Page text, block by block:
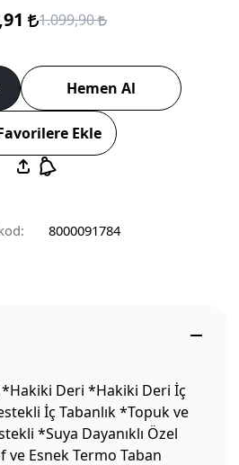
1.099,90
Hemen Al
Ekle
8000091784
*Hakiki Deri *Hakiki Deri İç
İç Tabanlık *Topuk ve
*Suya Dayanıklı Özel
Esnek Termo Taban